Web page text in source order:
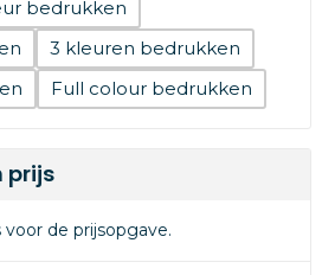
3
Full colour
prijs
de prijsopgave.